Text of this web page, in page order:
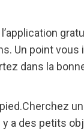
Un point
dans la
a des petits